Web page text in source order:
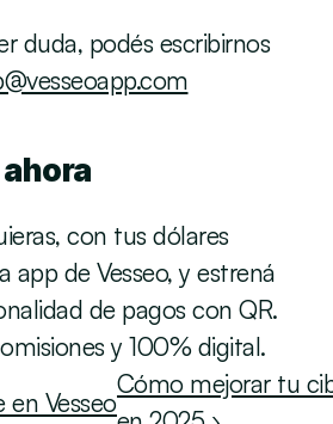
duda, podés escribirnos
ahora
con tus dólares
app de Vesseo, y estrená
de pagos con QR.
y 100% digital.
en Vesseo
Cómo mejorar tu